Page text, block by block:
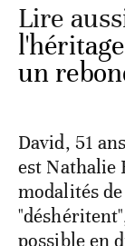
Lire
un
David, 51
est Nathalie
modalités
possible en